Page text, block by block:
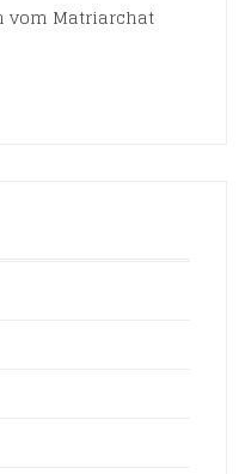
vom Matriarchat